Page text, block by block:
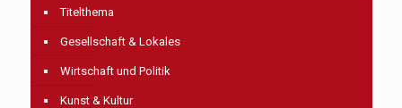
Titelthema
Gesellschaft & Lokales
Wirtschaft und Politik
Kunst & Kultur